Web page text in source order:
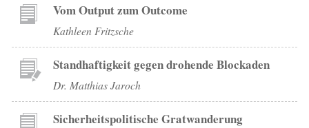
Vom Output zum Outcome
Kathleen Fritzsche
Standhaftigkeit gegen drohende Blockaden
Dr. Matthias Jaroch
Sicherheitspolitische Gratwanderung